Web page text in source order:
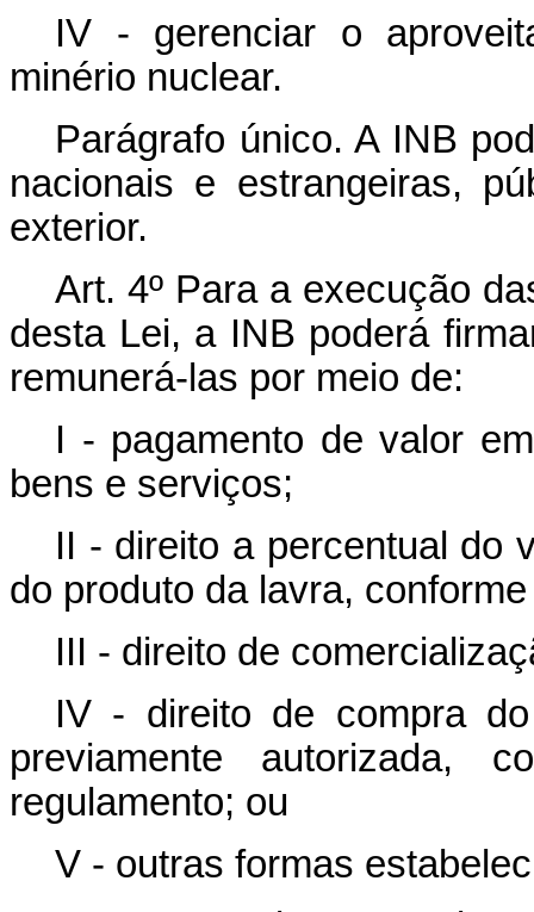
IV - gerenciar o
minério nuclear.
Parágrafo único. A INB
nacionais e estrangeiras,
exterior.
Art. 4º Para a execução
desta Lei, a INB poderá
remunerá-las por meio de:
I - pagamento de valor
bens e serviços;
II - direito a percentual do
do produto da lavra,
III - direito de
IV - direito de compra
previamente autorizada,
regulamento; ou
V - outras formas